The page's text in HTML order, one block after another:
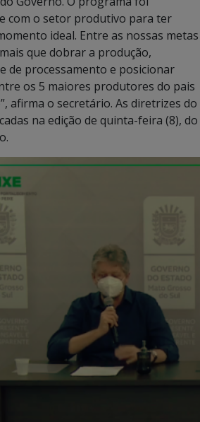
com o setor produtivo para ter
ideal. Entre as nossas metas
que dobrar a produção,
de processamento e posicionar
os 5 maiores produtores do pais
afirma o secretário. As diretrizes do
na edição de quinta-feira (8), do